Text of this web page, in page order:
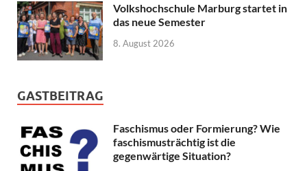
Volkshochschule Marburg startet in
das neue Semester
8. August 2026
GASTBEITRAG
Faschismus oder Formierung? Wie
faschismusträchtig ist die
gegenwärtige Situation?